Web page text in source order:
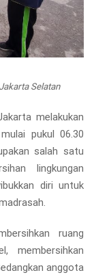
Selatan
melakukan
pukul 06.30
salah satu
lingkungan
diri untuk
ruang
membersihkan
anggota